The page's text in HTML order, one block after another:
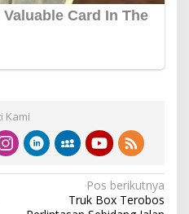
Kami
Pos berikutnya
Truk Box Terobos